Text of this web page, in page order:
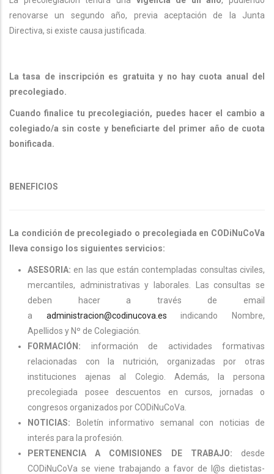
renovarse un segundo año, previa aceptación de la Junta
Directiva, si existe causa justificada.
La tasa de inscripción es gratuita y no hay cuota anual del
precolegiado.
Cuando finalice tu precolegiación, puedes hacer el cambio a
colegiado/a sin coste y beneficiarte del primer año de cuota
bonificada.
BENEFICIOS
La condición de precolegiado o precolegiada en CODiNuCoVa
lleva consigo los siguientes servicios:
ASESORIA: en las que están contempladas consultas civiles,
mercantiles, administrativas y laborales. Las consultas se
deben hacer a través de email
a administracion@codinucova.es indicando Nombre,
Apellidos y Nº de Colegiación.
FORMACIÓN: información de actividades formativas
relacionadas con la nutrición, organizadas por otras
instituciones ajenas al Colegio. Además, la persona
precolegiada posee descuentos en cursos, jornadas o
congresos organizados por CODiNuCoVa.
NOTICIAS: Boletín informativo semanal con noticias de
interés para la profesión.
PERTENENCIA A COMISIONES DE TRABAJO: desde
CODiNuCoVa se viene trabajando a favor de l@s dietistas-